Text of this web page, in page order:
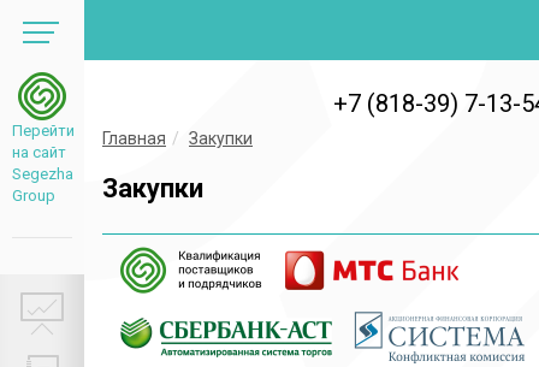
Перейти
на сайт
Segezha
Group
+7 (818-39) 7-13-
Главная Закупки
Закупки